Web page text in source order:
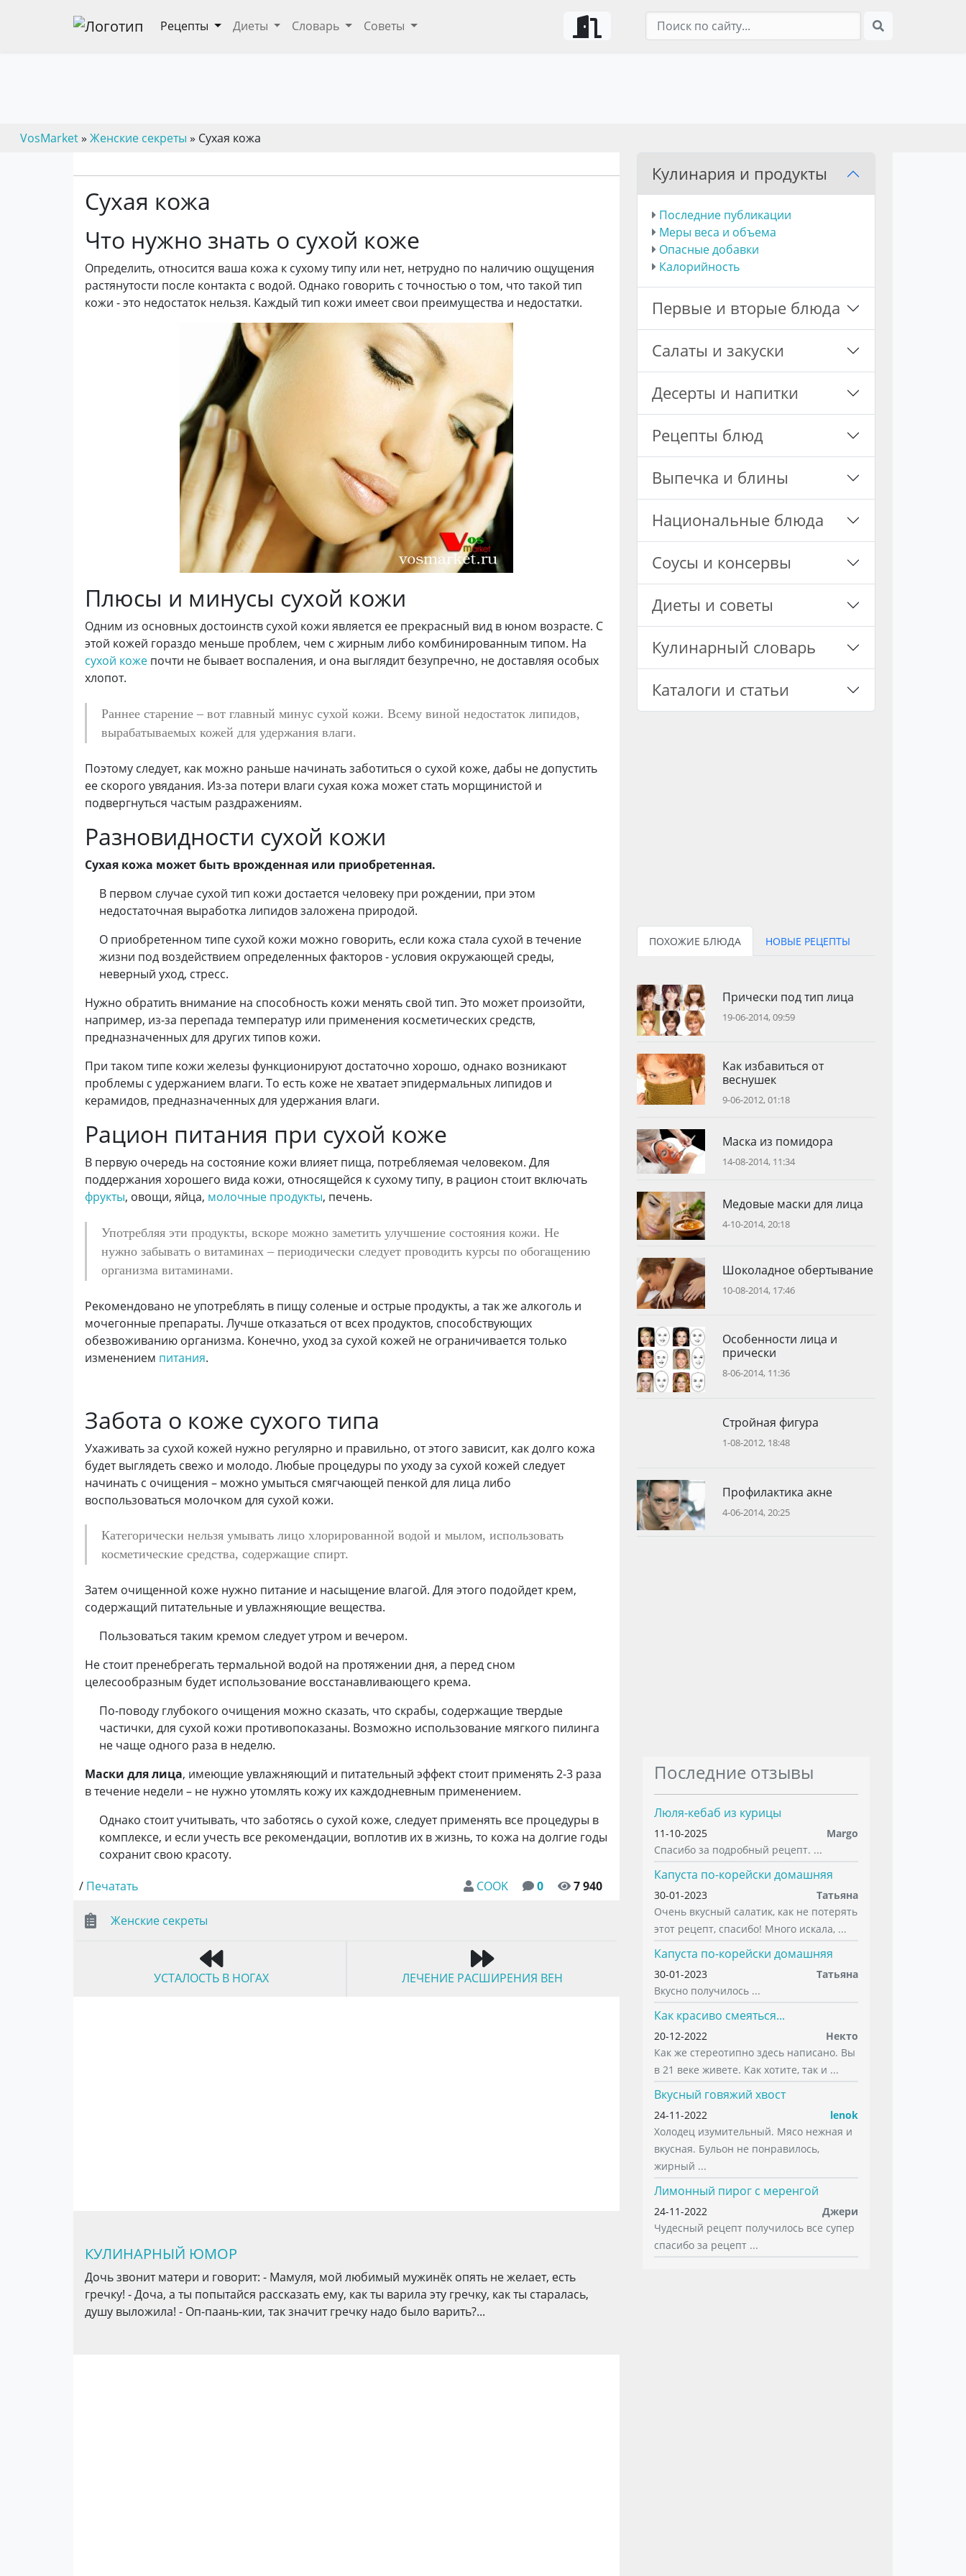
Рецепты Диеты Словарь Советы
VosMarket» Женские секреты » Сухая кожа
Сухая кожа
Что нужно знать о сухой коже
Определить, относится ваша кожа к сухому типу или нет, нетрудно по наличию ощущения
растянутости после контакта с водой. Однако говорить с точностью о том, что такой тип
кожи - это недостаток нельзя. Каждый тип кожи имеет свои преимущества и недостатки.
Плюсы и минусы сухой кожи
Одним из основных достоинств сухой кожи является ее прекрасный вид в юном возрасте. С
этой кожей гораздо меньше проблем, чем с жирным либо комбинированным типом. На
сухой коже почти не бывает воспаления, и она выглядит безупречно, не доставляя особых
хлопот.
Раннее старение – вот главный минус сухой кожи. Всему виной недостаток липидов,
вырабатываемых кожей для удержания влаги.
Поэтому следует, как можно раньше начинать заботиться о сухой коже, дабы не допустить
ее скорого увядания. Из-за потери влаги сухая кожа может стать морщинистой и
подвергнуться частым раздражениям.
Разновидности сухой кожи
Сухая кожа может быть врожденная или приобретенная.
В первом случае сухой тип кожи достается человеку при рождении, при этом
недостаточная выработка липидов заложена природой.
О приобретенном типе сухой кожи можно говорить, если кожа стала сухой в течение
жизни под воздействием определенных факторов - условия окружающей среды,
неверный уход, стресс.
Нужно обратить внимание на способность кожи менять свой тип. Это может произойти,
например, из-за перепада температур или применения косметических средств,
предназначенных для других типов кожи.
При таком типе кожи железы функционируют достаточно хорошо, однако возникают
проблемы с удержанием влаги. То есть коже не хватает эпидермальных липидов и
керамидов, предназначенных для удержания влаги.
Рацион питания при сухой коже
В первую очередь на состояние кожи влияет пища, потребляемая человеком. Для
поддержания хорошего вида кожи, относящейся к сухому типу, в рацион стоит включать
фрукты, овощи, яйца, молочные продукты, печень.
Употребляя эти продукты, вскоре можно заметить улучшение состояния кожи. Не
нужно забывать о витаминах – периодически следует проводить курсы по обогащению
организма витаминами.
Рекомендовано не употреблять в пищу соленые и острые продукты, а так же алкоголь и
мочегонные препараты. Лучше отказаться от всех продуктов, способствующих
обезвоживанию организма. Конечно, уход за сухой кожей не ограничивается только
изменением питания.
Забота о коже сухого типа
Ухаживать за сухой кожей нужно регулярно и правильно, от этого зависит, как долго кожа
будет выглядеть свежо и молодо. Любые процедуры по уходу за сухой кожей следует
начинать с очищения – можно умыться смягчающей пенкой для лица либо
воспользоваться молочком для сухой кожи.
Категорически нельзя умывать лицо хлорированной водой и мылом, использовать
косметические средства, содержащие спирт.
Затем очищенной коже нужно питание и насыщение влагой. Для этого подойдет крем,
содержащий питательные и увлажняющие вещества.
Пользоваться таким кремом следует утром и вечером.
Не стоит пренебрегать термальной водой на протяжении дня, а перед сном
целесообразным будет использование восстанавливающего крема.
По-поводу глубокого очищения можно сказать, что скрабы, содержащие твердые
частички, для сухой кожи противопоказаны. Возможно использование мягкого пилинга
не чаще одного раза в неделю.
Маски для лица, имеющие увлажняющий и питательный эффект стоит применять 2-3 раза
в течение недели – не нужно утомлять кожу их каждодневным применением.
Однако стоит учитывать, что заботясь о сухой коже, следует применять все процедуры в
комплексе, и если учесть все рекомендации, воплотив их в жизнь, то кожа на долгие годы
сохранит свою красоту.
COOK
0 7 940
/ Печатать
Женские секреты
УСТАЛОСТЬ В НОГАХ ЛЕЧЕНИЕ РАСШИРЕНИЯ ВЕН
КУЛИНАРНЫЙ ЮМОР
Дочь звонит матери и говорит: - Мамуля, мой любимый мужинёк опять не желает, есть
гречку! - Доча, а ты попытайся рассказать ему, как ты варила эту гречку, как ты старалась,
душу выложила! - Оп-паань-кии, так значит гречку надо было варить?...
Кулинария и продукты
Последние публикации
Меры веса и объема
Опасные добавки
Калорийность
Первые и вторые блюда
Салаты и закуски
Десерты и напитки
Рецепты блюд
Выпечка и блины
Национальные блюда
Соусы и консервы
Диеты и советы
Кулинарный словарь
Каталоги и статьи
ПОХОЖИЕ БЛЮДА НОВЫЕ РЕЦЕПТЫ
Прически под тип лица
19-06-2014, 09:59
Как избавиться от
веснушек
9-06-2012, 01:18
Маска из помидора
14-08-2014, 11:34
Медовые маски для лица
4-10-2014, 20:18
Шоколадное обертывание
10-08-2014, 17:46
Особенности лица и
прически
8-06-2014, 11:36
Стройная фигура
1-08-2012, 18:48
Профилактика акне
4-06-2014, 20:25
Последние отзывы
Люля-кебаб из курицы
11-10-2025
Margo
Спасибо за подробный рецепт. ...
Капуста по-корейски домашняя
30-01-2023
Татьяна
Очень вкусный салатик, как не потерять
этот рецепт, спасибо! Много искала, ...
Капуста по-корейски домашняя
30-01-2023
Татьяна
Вкусно получилось ...
Как красиво смеяться...
20-12-2022
Некто
Как же стереотипно здесь написано. Вы
в 21 веке живете. Как хотите, так и ...
Вкусный говяжий хвост
24-11-2022
lenok
Холодец изумительный. Мясо нежная и
вкусная. Бульон не понравилось,
жирный ...
Лимонный пирог с меренгой
24-11-2022
Джери
Чудесный рецепт получилось все супер
спасибо за рецепт ...